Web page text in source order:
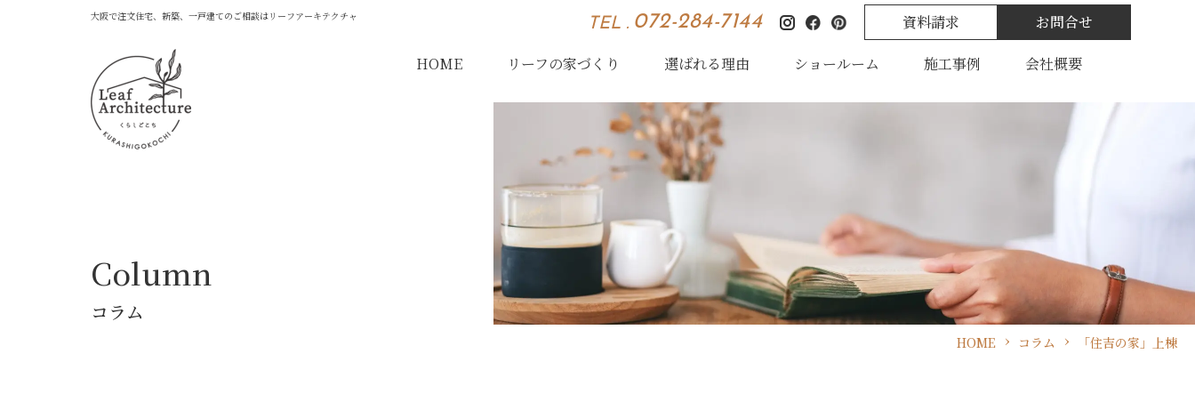
大阪で注文住宅、新築、一戸建てのご相談はリーフアーキテクチャ TEL . 072-284-7144 資料請求 お問合せ
HOME リーフの家づくり 選ばれる理由 ショールーム 施工事例 会社概要
HOME コラム 「住吉の家」上棟
Column
コラム